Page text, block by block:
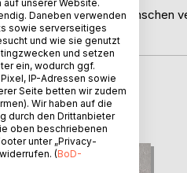
Beziehungen. Wie Menschen
Alter.
BEIBoD
unserer Website.
Daneben verwenden
sowie serverseitiges
und wie sie genutzt
und setzen
ein, wodurch ggf.
IP-Adressen sowie
Seite betten wir zudem
Wir haben auf die
durch den Drittanbieter
oben beschriebenen
unter „Privacy-
(BoD-